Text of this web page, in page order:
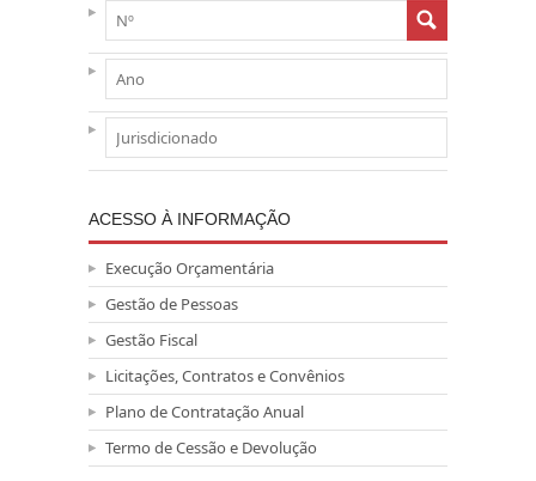
ACESSO À INFORMAÇÃO
Execução Orçamentária
Gestão de Pessoas
Gestão Fiscal
Licitações, Contratos e Convênios
Plano de Contratação Anual
Termo de Cessão e Devolução